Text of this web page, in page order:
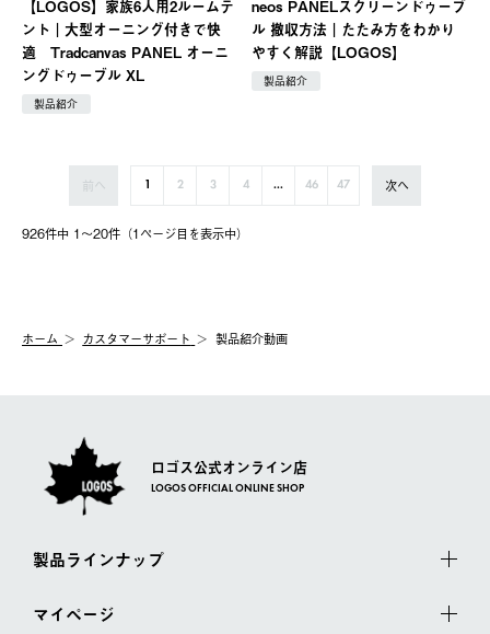
【LOGOS】家族6人用2ルームテ
ント｜大型オーニング付きで快
適 Tradcanvas PANEL オーニ
ングドゥーブル XL
製品紹介
neos PANELスクリーンドゥーブ
ル 撤収方法｜たたみ方をわかり
やすく解説【LOGOS】
製品紹介
926件中 1〜20件（1ページ⽬を表⽰中）
前へ 1 2 3 4 ... 46 47 次へ
ホーム カスタマーサポート 製品紹介動画
ロゴス公式オンライン店
LOGOS OFFICIAL ONLINE SHOP
製品ラインナップ
マイページ